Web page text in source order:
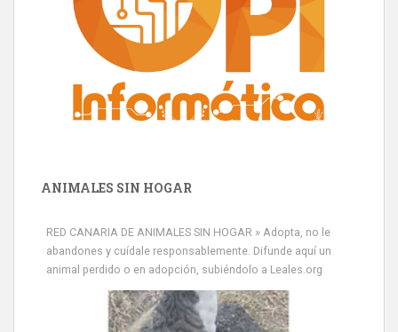
ANIMALES SIN HOGAR
RED CANARIA DE ANIMALES SIN HOGAR » Adopta, no le
abandones y cuídale responsablemente. Difunde aquí un
animal perdido o en adopción, subiéndolo a Leales.org